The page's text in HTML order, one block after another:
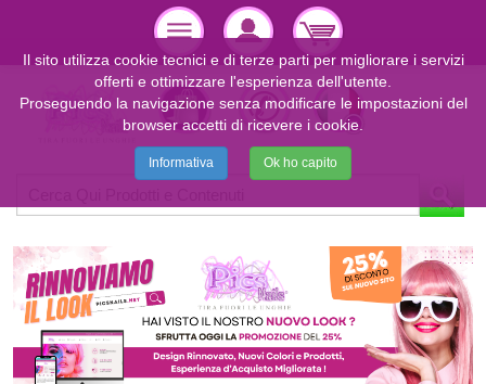
Il sito utilizza cookie tecnici e di terze parti per migliorare i servizi
offerti e ottimizzare l'esperienza dell'utente.
Proseguendo la navigazione senza modificare le impostazioni del
browser accetti di ricevere i cookie.
Informativa Ok ho capito